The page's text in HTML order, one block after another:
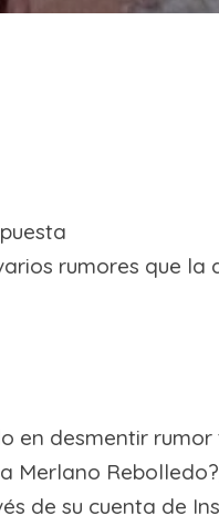
rumores que la
en desmentir
Merlano
de su cuenta de